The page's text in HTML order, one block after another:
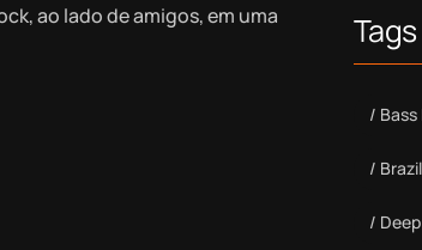
ao lado de amigos, em uma
Tags